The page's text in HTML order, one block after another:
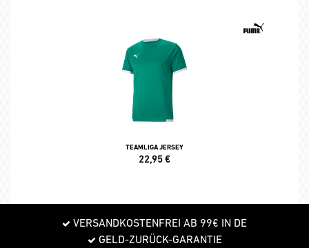
TEAMLIGA JERSEY
22,95€
VERSANDKOSTENFREI AB 99€ IN DE
GELD-ZURÜCK-GARANTIE